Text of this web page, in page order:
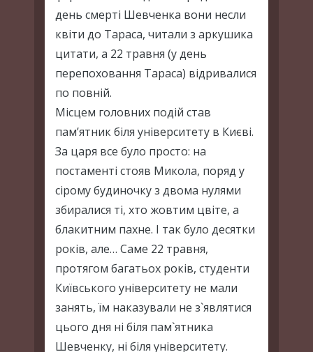
день смерті Шевченка вони несли
квіти до Тараса, читали з аркушика
цитати, а 22 травня (у день
перепоховання Тараса) відривалися
по повній.
Місцем головних подій став
пам’ятник біля університету в Києві.
За царя все було просто: на
постаменті стояв Микола, поряд у
сірому будиночку з двома нулями
збиралися ті, хто жовтим цвіте, а
блакитним пахне. І так було десятки
років, але… Саме 22 травня,
протягом багатьох років, студенти
Київського університету не мали
занять, їм наказували не з`являтися
цього дня ні біля пам`ятника
Шевченку, ні біля університету.